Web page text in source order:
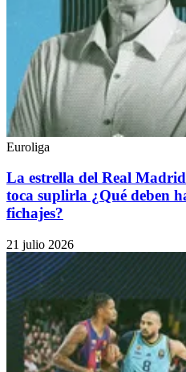
Euroliga
La estrella del Real
toca suplirla ¿Qué deben
fichajes?
21 julio 2026